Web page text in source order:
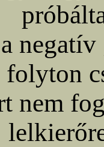
folyton
nem